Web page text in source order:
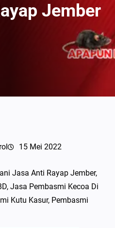
Jember
15 Mei 2022
Jasa Anti Rayap Jember,
Jasa Pembasmi Kecoa Di
Kutu Kasur, Pembasmi